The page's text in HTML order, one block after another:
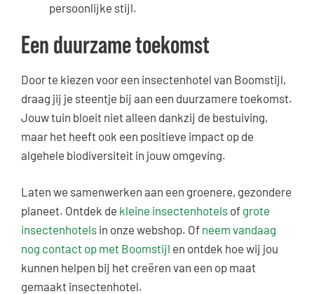
persoonlijke stijl.
Een duurzame toekomst
Door te kiezen voor een insectenhotel van Boomstijl,
draag jij je steentje bij aan een duurzamere toekomst.
Jouw tuin bloeit niet alleen dankzij de bestuiving,
maar het heeft ook een positieve impact op de
algehele biodiversiteit in jouw omgeving.
Laten we samenwerken aan een groenere, gezondere
planeet. Ontdek de kleine insectenhotels of grote
insectenhotels in onze webshop. Of neem vandaag
nog contact op met Boomstijl en ontdek hoe wij jou
kunnen helpen bij het creëren van een op maat
gemaakt insectenhotel.